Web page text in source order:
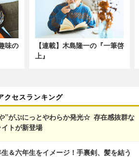
味の
【連載】木島隆一の『一筆啓
上』
クセスランキング
”がぷにっとやわらか発光☆ 存在感抜群な
トが新登場
生＆六年生をイメージ！手裏剣、髪を結う